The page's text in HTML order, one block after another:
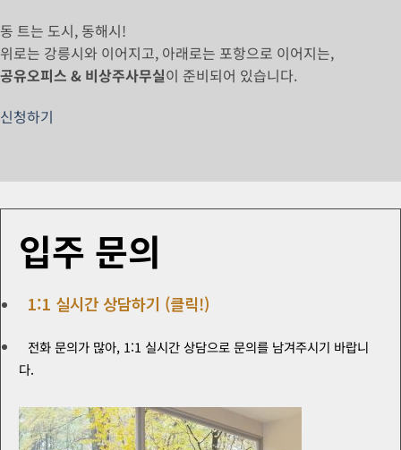
동 트는 도시, 동해시!
위로는 강릉시와 이어지고, 아래로는 포항으로 이어지는,
공유오피스 & 비상주사무실이 준비되어 있습니다.
신청하기
입주 문의
1:1 실시간 상담하기 (클릭!)
전화 문의가 많아, 1:1 실시간 상담으로 문의를 남겨주시기 바랍니
다.